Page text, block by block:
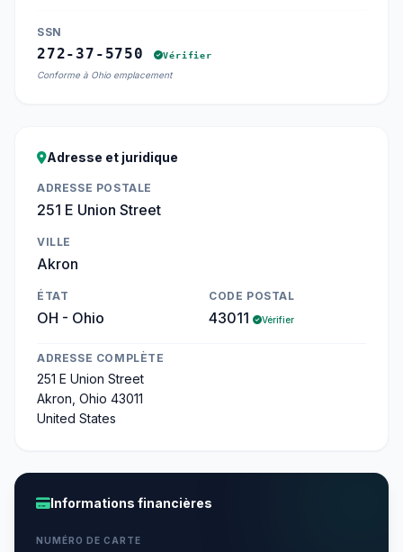
SSN
272-37-5750 Vérifier
Conforme à Ohio emplacement
Adresse et juridique
ADRESSE POSTALE
251 E Union Street
VILLE
Akron
ÉTAT
OH - Ohio
CODE POSTAL
43011 Vérifier
ADRESSE COMPLÈTE
251 E Union Street
Akron, Ohio 43011
United States
Informations financières
NUMÉRO DE CARTE